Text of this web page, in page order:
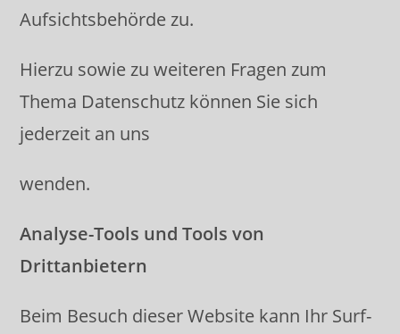
Aufsichtsbehörde zu.
Hierzu sowie zu weiteren Fragen zum
Thema Datenschutz können Sie sich
jederzeit an uns
wenden.
Analyse-Tools und Tools von
Drittanbietern
Beim Besuch dieser Website kann Ihr Surf-